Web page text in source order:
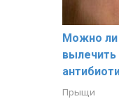
Можно ли
Прыщи